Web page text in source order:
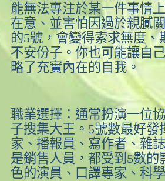
能無法專注於某一件事情
在意、並害怕因過於親膩
的5號，會變得索求無度
不安份子。你也可能讓自
略了充實內在的自我。
職業選擇：通常扮演一位
子搜集大王。 5號數最好發
家、播報員、寫作者、雜
是銷售人員，都受到 5數的
色的演員、口譯專家、科